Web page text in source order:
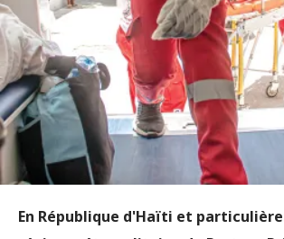
En République d'Haïti et